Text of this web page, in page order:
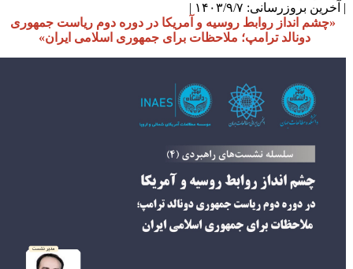
بروزرسانی: ۱۴۰۳/۹/۷ |
«چشم انداز روابط روسیه و آمریکا در دوره دوم ریاست جمهوری
دونالد ترامپ؛ ملاحظات برای جمهوری اسلامی ایران»